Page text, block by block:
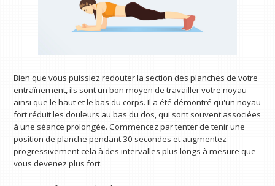
Bien que vous puissiez redouter la section des planches de votre
entraînement, ils sont un bon moyen de travailler votre noyau
ainsi que le haut et le bas du corps. Il a été démontré qu'un noyau
fort réduit les douleurs au bas du dos, qui sont souvent associées
à une séance prolongée. Commencez par tenter de tenir une
position de planche pendant 30 secondes et augmentez
progressivement cela à des intervalles plus longs à mesure que
vous devenez plus fort.